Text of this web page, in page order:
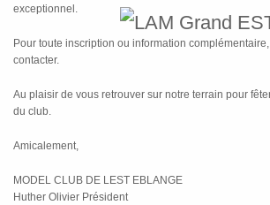
exceptionnel.
Pour toute inscription ou information
contacter.
Au plaisir de vous retrouver sur notre terrain pour
du club.
Amicalement,
MODEL CLUB DE LEST EBLANGE
Huther Olivier Président